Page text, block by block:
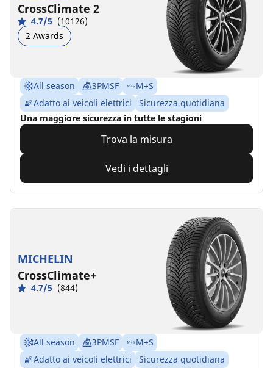
CrossClimate 2
4.7/5 (10126)
2 Awards
All season 3PMSF
M+S
Adatto ai veicoli elettrici
Sicurezza quotidiana
Una maggiore sicurezza in tutte le stagioni
Trova la misura
Vedi i dettagli
MICHELIN
CrossClimate+
4.7/5 (844)
All season 3PMSF
M+S
Adatto ai veicoli elettrici
Sicurezza quotidiana